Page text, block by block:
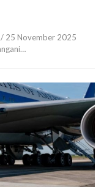
25 November 2025